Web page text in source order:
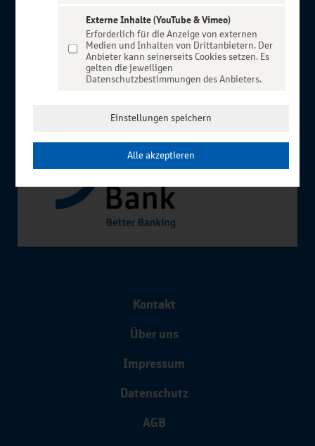
Service für alle Kunden der BBBank. Auf unserem einzigartigen
Portal finden Sie Tickets für atemberaubende Konzerte,
Musicals und Shows, die Fußball-Bundesliga sowie die
Champions League und die Europa League.
In Zusammenarbeit mit
Kontakt
Über uns
Impressum
Datenschutz
AGB
Externe Inhalte (YouTube & Vimeo)
Erforderlich für die Anzeige von externen
Medien und Inhalten von Drittanbietern. Der
Anbieter kann seinerseits Cookies setzen. Es
gelten die jeweiligen
Datenschutzbestimmungen des Anbieters.
Einstellungen speichern
Alle akzeptieren